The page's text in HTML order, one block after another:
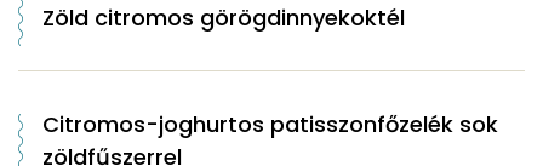
Zöld citromos görögdinnyekoktél
Citromos-joghurtos patisszonfőzelék sok
zöldfűszerrel